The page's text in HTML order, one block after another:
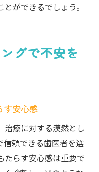
ができるでしょう。
グで不安を
す安心感
治療に対する漠然とし
信頼できる歯医者を選
たらす安心感は重要で